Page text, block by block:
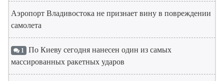
Аэропорт Владивостока не признает вину в повреждении
самолета
1 По Киеву сегодня нанесен один из самых
массированных ракетных ударов